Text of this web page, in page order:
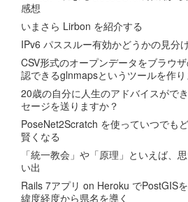
感想
いまさら Lirbon を紹介する
IPv6 パススルー有効かどうかの見分
CSV形式のオープンデータをブラウ
認できるglnmapsというツールを作り
20歳の自分に人生のアドバイスがで
セージを送りますか？
PoseNet2Scratch を使っていつでも
賢くなる
「統一教会」や「原理」といえば、
い出
Rails 7アプリ on Heroku でPostGIS
緯度経度から県名を導く